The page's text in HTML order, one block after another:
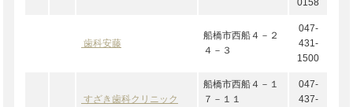
0158
歯科安藤
船橋市西船４－２
４－３
047-
431-
1500
すざき歯科クリニック
船橋市西船４－１
７－１１
047-
437-